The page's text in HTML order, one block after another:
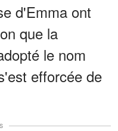
d'Emma ont
que la
le nom
efforcée de